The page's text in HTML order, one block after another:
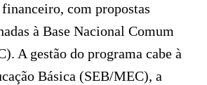
com propostas
à Base Nacional Comum
A gestão do programa cabe à
Básica (SEB/MEC), a